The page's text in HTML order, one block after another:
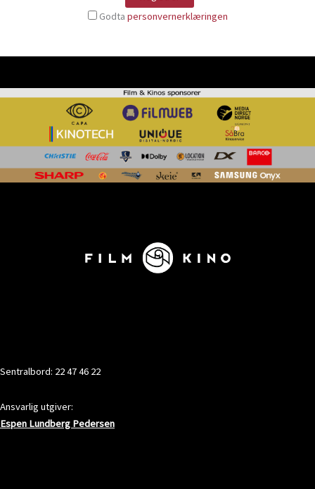
Godta personvernerklæringen
Sentralbord: 22 47 46 22
Ansvarlig utgiver:
Espen Lundberg Pedersen